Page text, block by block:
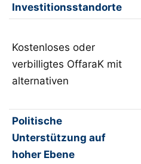
Investitionsstandorte
Kostenloses oder
verbilligtes OffaraK mit
alternativen
Politische
Unterstützung auf
hoher Ebene